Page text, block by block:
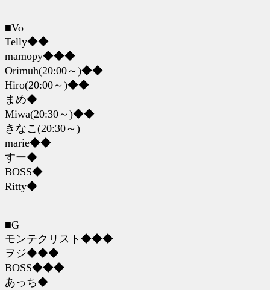
■Vo
Telly◆◆
mamopy◆◆◆
Orimuh(20:00～)◆◆
Hiro(20:00～)◆◆
まめ◆
Miwa(20:30～)◆◆
きなこ(20:30～)
marie◆◆
すー◆
BOSS◆
Ritty◆
■G
モンテクリスト◆◆◆
ヲジ◆◆◆
BOSS◆◆◆
あっち◆